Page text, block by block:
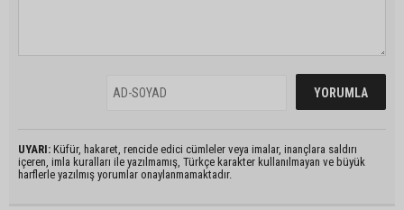
UYARI: Küfür, hakaret, rencide edici cümleler veya imalar, inançlara saldırı
içeren, imla kuralları ile yazılmamış, Türkçe karakter kullanılmayan ve büyük
harflerle yazılmış yorumlar onaylanmamaktadır.